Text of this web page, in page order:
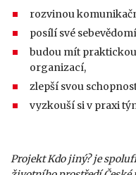
rozvinou
posílí své
budou mít
organizací,
zlepší svou
vyzkouší si v praxi
Projekt Kdo jiný? je